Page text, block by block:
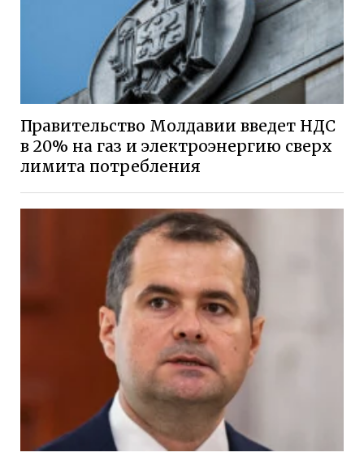
Правительство Молдавии введет НДС
в 20% на газ и электроэнергию сверх
лимита потребления